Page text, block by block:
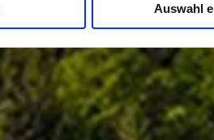
Auswahl